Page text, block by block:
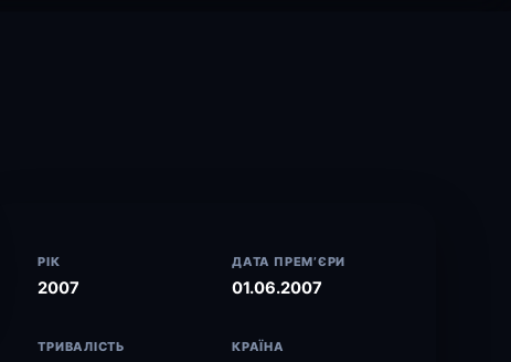
РІК
2007
ДАТА ПРЕМ’ЄРИ
01.06.2007
ТРИВАЛІСТЬ КРАЇНА